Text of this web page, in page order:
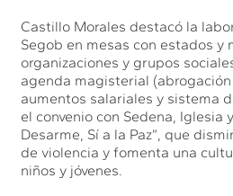
Castillo Morales destacó la
Segob en mesas con estados y
organizaciones y grupos
agenda magisterial (abrogación
aumentos salariales y sistema
el convenio con Sedena, Iglesia
Desarme, Sí a la Paz”, que
de violencia y fomenta una
niños y jóvenes.